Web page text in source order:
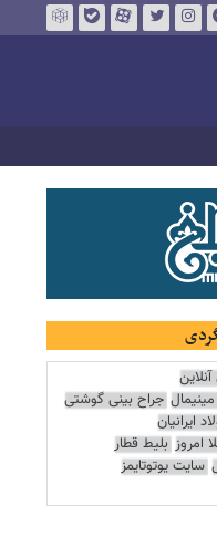
جراح بینی گوشتی
ایرانیان
امروز بلیط قطار
سایت یوتوتایمز